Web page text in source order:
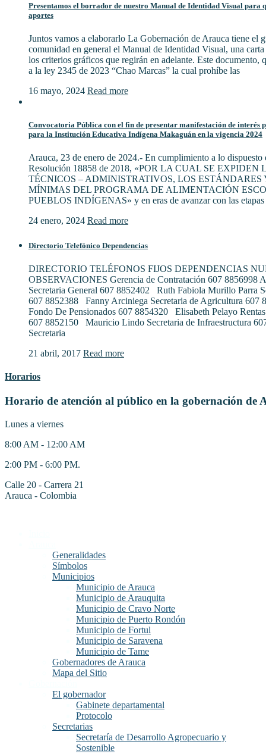
Presentamos el borrador de nuestro Manual de Identidad Visual para
aportes
Juntos vamos a elaborarlo La Gobernación de Arauca tiene el
comunidad en general el Manual de Identidad Visual, una
los criterios gráficos que regirán en adelante. Este documento,
a la ley 2345 de 2023 “Chao Marcas” la cual prohíbe las
16 mayo, 2024 Read more
Convocatoria Pública con el fin de presentar manifestación de interés
para la Institución Educativa Indígena Makaguán en la vigencia 2024
Arauca, 23 de enero de 2024.- En cumplimiento a lo dispuesto
Resolución 18858 de 2018, «POR LA CUAL SE
TÉCNICOS – ADMINISTRATIVOS, LOS ESTÁNDARES
MÍNIMAS DEL PROGRAMA DE ALIMENTACIÓN
PUEBLOS INDÍGENAS» y en eras de avanzar con las etapas
24 enero, 2024 Read more
Directorio Telefónico Dependencias
DIRECTORIO TELÉFONOS FIJOS DEPENDENCIAS
OBSERVACIONES Gerencia de Contratación 607 8856998
Secretaria General 607 8852402 Ruth Fabiola Murillo Parra
607 8852388 Fanny Arciniega Secretaria de Agricultura 607
Fondo De Pensionados 607 8854320 Elisabeth Pelayo
607 8852150 Mauricio Lindo Secretaria de Infraestructura
Secretaria
21 abril, 2017 Read more
Horarios
Horario de atención al público en la gobernación de
Lunes a viernes
8:00 AM - 12:00 AM
2:00 PM - 6:00 PM.
Calle 20 - Carrera 21
Arauca - Colombia
Generalidades
Símbolos
Municipios
Municipio de Arauca
Municipio de Arauquita
Municipio de Cravo Norte
Municipio de Puerto Rondón
Municipio de Fortul
Municipio de Saravena
Municipio de Tame
Gobernadores de Arauca
Mapa del Sitio
El gobernador
Gabinete departamental
Protocolo
Secretarias
Secretaría de Desarrollo Agropecuario y
Sostenible